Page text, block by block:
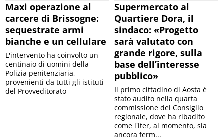
Maxi operazione al
carcere di Brissogne:
sequestrate armi
bianche e un cellulare
L'intervento ha coinvolto un
centinaio di uomini della
Polizia penitenziaria,
provenienti da tutti gli istituti
del Provveditorato
Supermercato al
Quartiere Dora, il
sindaco: «Progetto
sarà valutato con
grande rigore, sulla
base dell’interesse
pubblico»
Il primo cittadino di Aosta è
stato audito nella quarta
commissione del Consiglio
regionale, dove ha ribadito
come l'iter, al momento, sia
ancora ferm...